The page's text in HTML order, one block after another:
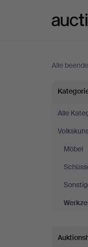
Alle
&
bei
Alle
Möbel